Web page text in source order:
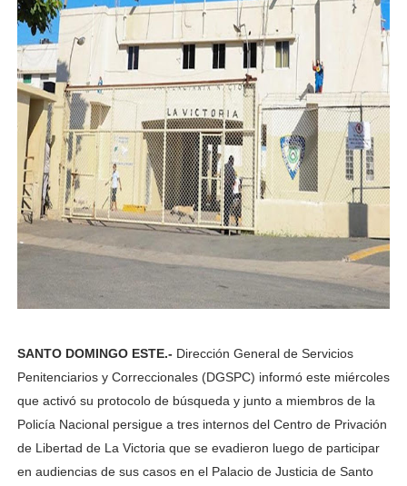
SANTO DOMINGO ESTE.- Dirección General de Servicios
Penitenciarios y Correccionales (DGSPC) informó este miércoles
que activó su protocolo de búsqueda y junto a miembros de la
Policía Nacional persigue a tres internos del Centro de Privación
de Libertad de La Victoria que se evadieron luego de participar
en audiencias de sus casos en el Palacio de Justicia de Santo